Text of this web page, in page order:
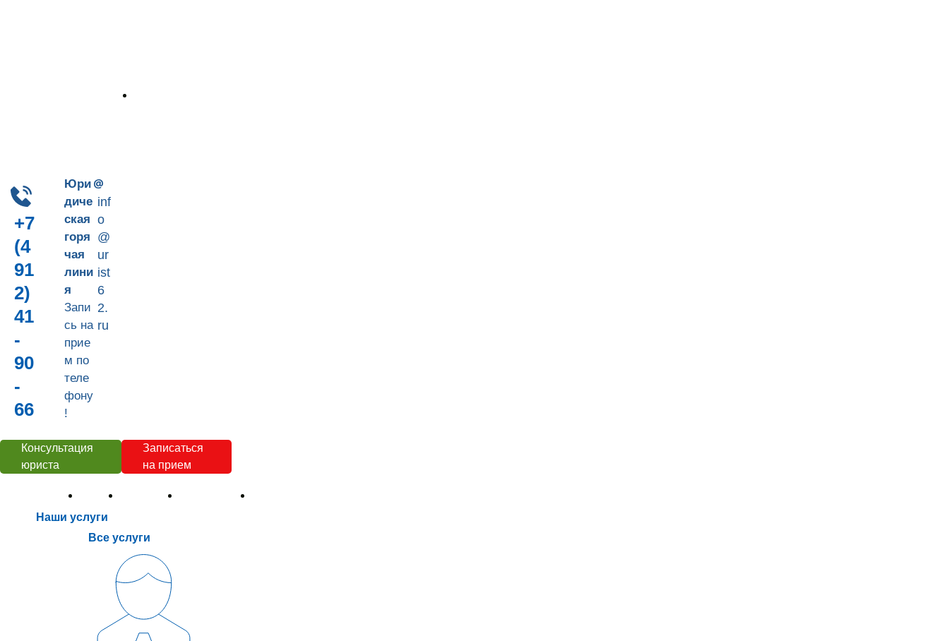
+7
(4
91
2)
41
-
90
-
66
Юри
диче
ская
горя
чая
лини
я
Запи
сь на
прие
м по
теле
фону
!
inf
o
@
ur
ist
6
2.
ru
Консультация
юриста
Записаться
на прием
Наши услуги Цены Контакты О компании
Наши услуги
Все услуги